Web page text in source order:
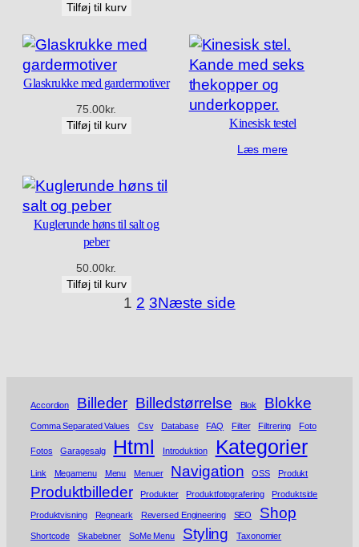
Tilføj til kurv
Glaskrukke med gardermotiver
75.00kr.
Tilføj til kurv
Kinesisk testel
Læs mere
Kuglerunde høns til salt og
peber
50.00kr.
Tilføj til kurv
1 2 3Næste side
Accordion Billeder Billedstørrelse Blok Blokke
Comma Separated Values Csv Database FAQ Filter Filtrering Foto
Fotos Garagesalg Html Introduktion Kategorier
Link Megamenu Menu Menuer Navigation OSS Produkt
Produktbilleder Produkter Produktfotografering Produktside
Produktvisning Regneark Reversed Engineering SEO Shop
Shortcode Skabeloner SoMe Menu Styling Taxonomier